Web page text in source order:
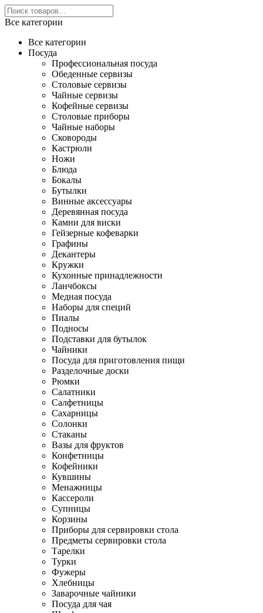
Все категории
Все категории
Посуда
Профессиональная посуда
Обеденные сервизы
Столовые сервизы
Чайные сервизы
Кофейные сервизы
Столовые приборы
Чайные наборы
Сковороды
Кастрюли
Ножи
Блюда
Бокалы
Бутылки
Винные аксессуары
Деревянная посуда
Камни для виски
Гейзерные кофеварки
Графины
Декантеры
Кружки
Кухонные принадлежности
Ланчбоксы
Медная посуда
Наборы для специй
Пиалы
Подносы
Подставки для бутылок
Чайники
Посуда для приготовления пищи
Разделочные доски
Рюмки
Салатники
Салфетницы
Сахарницы
Солонки
Стаканы
Вазы для фруктов
Конфетницы
Кофейники
Кувшины
Менажницы
Кассероли
Супницы
Корзины
Приборы для сервировки стола
Предметы сервировки стола
Тарелки
Турки
Фужеры
Хлебницы
Заварочные чайники
Посуда для чая